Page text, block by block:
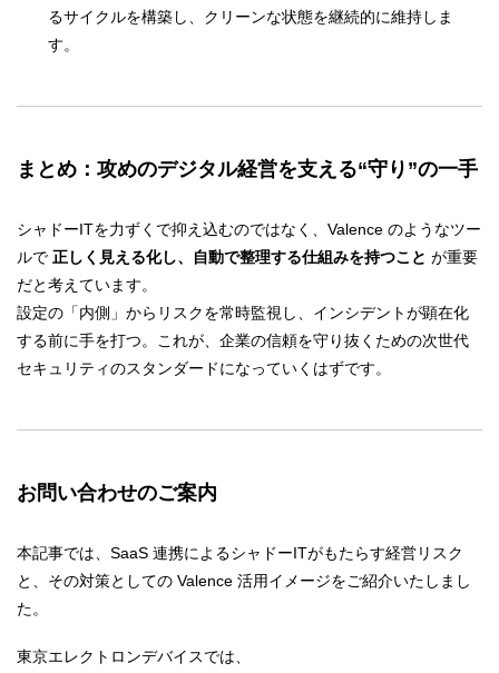
るサイクルを構築し、クリーンな状態を継続的に維持しま
す。
まとめ：攻めのデジタル経営を支える“守り”の一手
シャドーITを力ずくで抑え込むのではなく、Valence のようなツー
ルで 正しく見える化し、自動で整理する仕組みを持つこと が重要
だと考えています。
設定の「内側」からリスクを常時監視し、インシデントが顕在化
する前に手を打つ。これが、企業の信頼を守り抜くための次世代
セキュリティのスタンダードになっていくはずです。
お問い合わせのご案内
本記事では、SaaS 連携によるシャドーITがもたらす経営リスク
と、その対策としての Valence 活用イメージをご紹介いたしまし
た。
東京エレクトロンデバイスでは、